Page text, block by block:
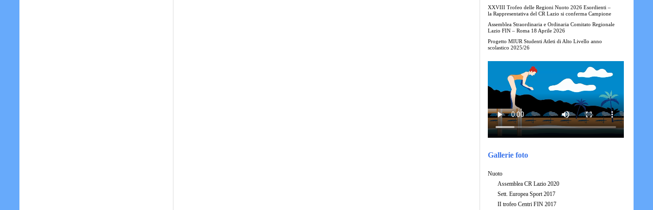
XXVIII Trofeo delle Regioni Nuoto 2026 Esordienti –
la Rappresentativa del CR Lazio si conferma Campione
Assemblea Straordinaria e Ordinaria Comitato Regionale
Lazio FIN – Roma 18 Aprile 2026
Progetto MIUR Studenti Atleti di Alto Livello anno
scolastico 2025/26
Gallerie foto
Nuoto
Assemblea CR Lazio 2020
Sett. Europea Sport 2017
II trofeo Centri FIN 2017